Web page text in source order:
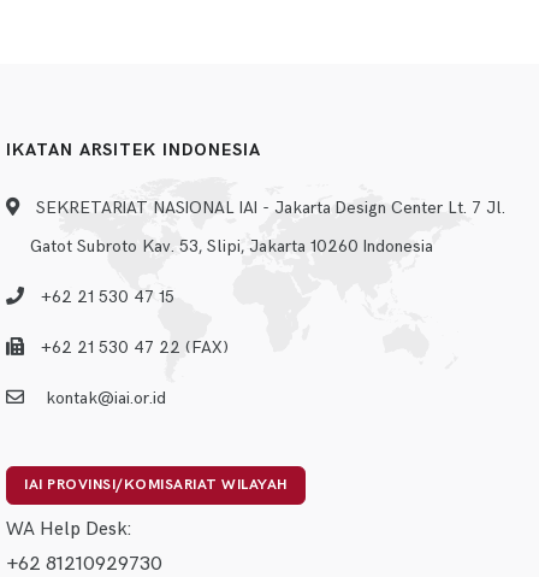
IKATAN ARSITEK INDONESIA
SEKRETARIAT NASIONAL IAI - Jakarta Design Center Lt. 7 Jl.
Gatot Subroto Kav. 53, Slipi, Jakarta 10260 Indonesia
+62 21 530 47 15
+62 21 530 47 22 (FAX)
kontak@iai.or.id
IAI PROVINSI/KOMISARIAT WILAYAH
WA Help Desk:
+62 81210929730